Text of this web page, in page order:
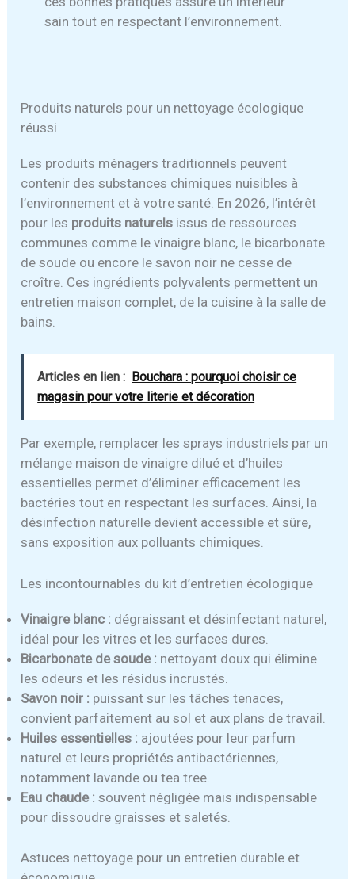
sain tout en respectant l’environnement.
Produits naturels pour un nettoyage écologique
réussi
Les produits ménagers traditionnels peuvent
contenir des substances chimiques nuisibles à
l’environnement et à votre santé. En 2026, l’intérêt
pour les produits naturels issus de ressources
communes comme le vinaigre blanc, le bicarbonate
de soude ou encore le savon noir ne cesse de
croître. Ces ingrédients polyvalents permettent un
entretien maison complet, de la cuisine à la salle de
bains.
Articles en lien : Bouchara : pourquoi choisir ce
magasin pour votre literie et décoration
Par exemple, remplacer les sprays industriels par un
mélange maison de vinaigre dilué et d’huiles
essentielles permet d’éliminer efficacement les
bactéries tout en respectant les surfaces. Ainsi, la
désinfection naturelle devient accessible et sûre,
sans exposition aux polluants chimiques.
Les incontournables du kit d’entretien écologique
Vinaigre blanc : dégraissant et désinfectant naturel,
idéal pour les vitres et les surfaces dures.
Bicarbonate de soude : nettoyant doux qui élimine
les odeurs et les résidus incrustés.
Savon noir : puissant sur les tâches tenaces,
convient parfaitement au sol et aux plans de travail.
Huiles essentielles : ajoutées pour leur parfum
naturel et leurs propriétés antibactériennes,
notamment lavande ou tea tree.
Eau chaude : souvent négligée mais indispensable
pour dissoudre graisses et saletés.
Astuces nettoyage pour un entretien durable et